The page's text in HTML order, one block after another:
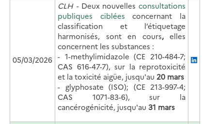
05/03/2026
CLH -Deux nouvelles consultations
publiques ciblées concernant la
classification et l’étiquetage
harmonisés, sont en cours,elles
concernent les substances :
- 1-methylimidazole (CE 210-484-7;
CAS 616-47-7), sur la reprotoxicité
et la toxicité aigüe, jusqu'au 20 mars
- glyphosate (ISO); (CE 213-997-4;
CAS 1071-83-6), sur la
cancérogénicité, jusqu'au 31 mars